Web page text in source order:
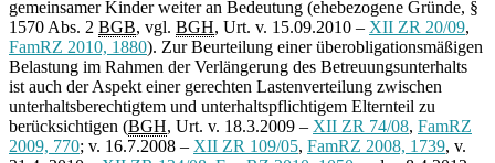
gemeinsamer Kinder weiter an Bedeutung (ehebezogene Gründe, §
1570 Abs. 2 BGB, vgl. BGH, Urt. v. 15.09.2010 – XII ZR 20/09,
FamRZ 2010, 1880). Zur Beurteilung einer überobligationsmäßigen
Belastung im Rahmen der Verlängerung des Betreuungsunterhalts
ist auch der Aspekt einer gerechten Lastenverteilung zwischen
unterhaltsberechtigtem und unterhaltspflichtigem Elternteil zu
berücksichtigen (BGH, Urt. v. 18.3.2009 – XII ZR 74/08, FamRZ
2009, 770; v. 16.7.2008 – XII ZR 109/05, FamRZ 2008, 1739, v.